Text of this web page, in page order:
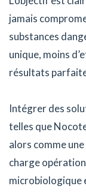
jamais
substances
unique, moins
résultats
Intégrer des
telles que
alors comme
charge
microbiologique